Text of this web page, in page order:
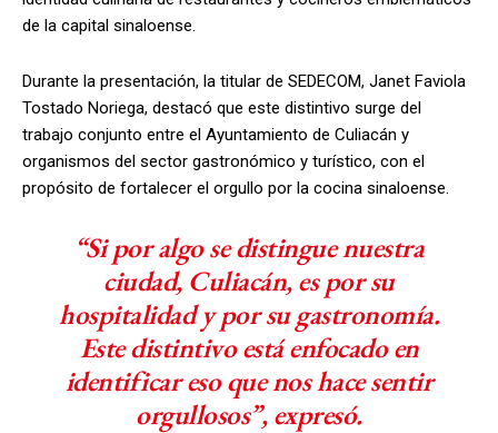
de la capital sinaloense.
Durante la presentación, la titular de SEDECOM, Janet Faviola
Tostado Noriega, destacó que este distintivo surge del
trabajo conjunto entre el Ayuntamiento de Culiacán y
organismos del sector gastronómico y turístico, con el
propósito de fortalecer el orgullo por la cocina sinaloense.
“Si por algo se distingue nuestra
ciudad, Culiacán, es por su
hospitalidad y por su gastronomía.
Este distintivo está enfocado en
identificar eso que nos hace sentir
orgullosos”, expresó.